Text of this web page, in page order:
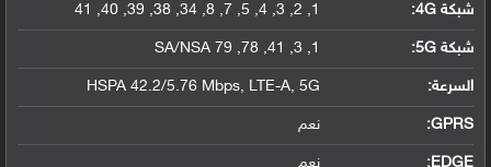
شبكة 4G :
1, 2, 3, 4, 5, 7, 8, 34, 38, 39, 40, 41
شبكة 5G :
1, 3, 41, 78, 79 SA/NSA
السرعة: HSPA 42.2/5.76 Mbps, LTE-A, 5G
GPRS: نعم
EDGE: نعم